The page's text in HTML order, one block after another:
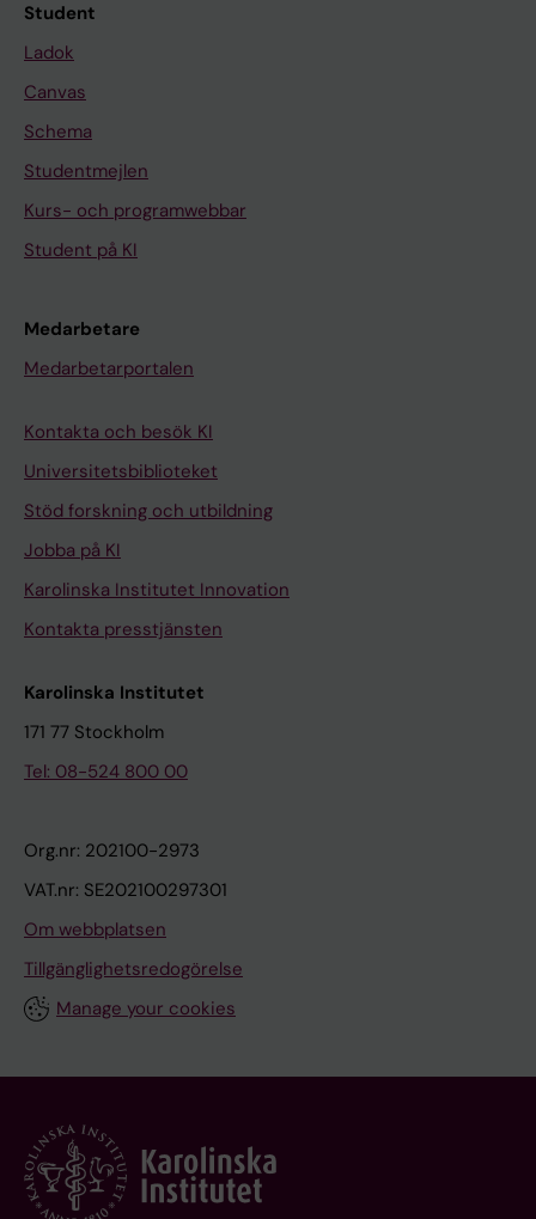
Student
Ladok
Canvas
Schema
Studentmejlen
Kurs- och programwebbar
Student på KI
Medarbetare
Medarbetarportalen
Kontakta och besök KI
Universitetsbiblioteket
Stöd forskning och utbildning
Jobba på KI
Karolinska Institutet Innovation
Kontakta presstjänsten
Karolinska Institutet
171 77 Stockholm
Tel: 08-524 800 00
Org.nr: 202100-2973
VAT.nr: SE202100297301
Om webbplatsen
Tillgänglighetsredogörelse
Manage your cookies